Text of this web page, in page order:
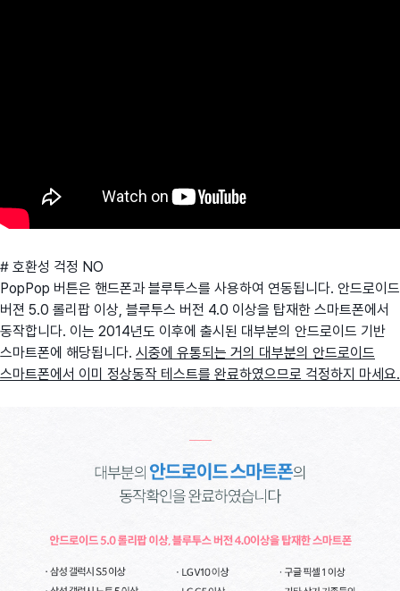
# 호환성 걱정 NO
PopPop 버튼은 핸드폰과 블루투스를 사용하여 연동됩니다. 안드로이드
버젼 5.0 롤리팝 이상, 블루투스 버전 4.0 이상을 탑재한 스마트폰에서
동작합니다. 이는 2014년도 이후에 출시된 대부분의 안드로이드 기반
스마트폰에 해당됩니다. 시중에 유통되는 거의 대부분의 안드로이드
스마트폰에서 이미 정상동작 테스트를 완료하였으므로 걱정하지 마세요.